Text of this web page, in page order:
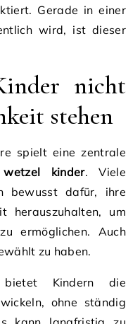
Gerade in einer
wird, ist dieser
nicht
stehen
spielt eine zentrale
kinder. Viele
bewusst dafür, ihre
herauszuhalten, um
ermöglichen. Auch
zu haben.
bietet Kindern die
ohne ständig